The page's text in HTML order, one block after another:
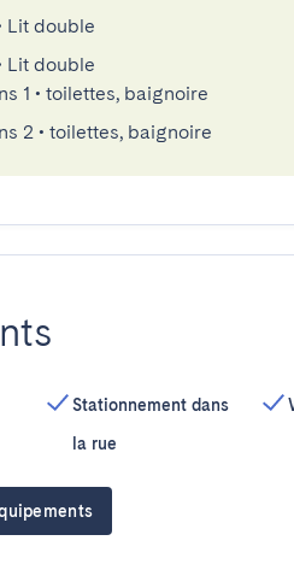
Lit double
Lit double
1 • toilettes, baignoire
2 • toilettes, baignoire
Stationnement dans
la rue